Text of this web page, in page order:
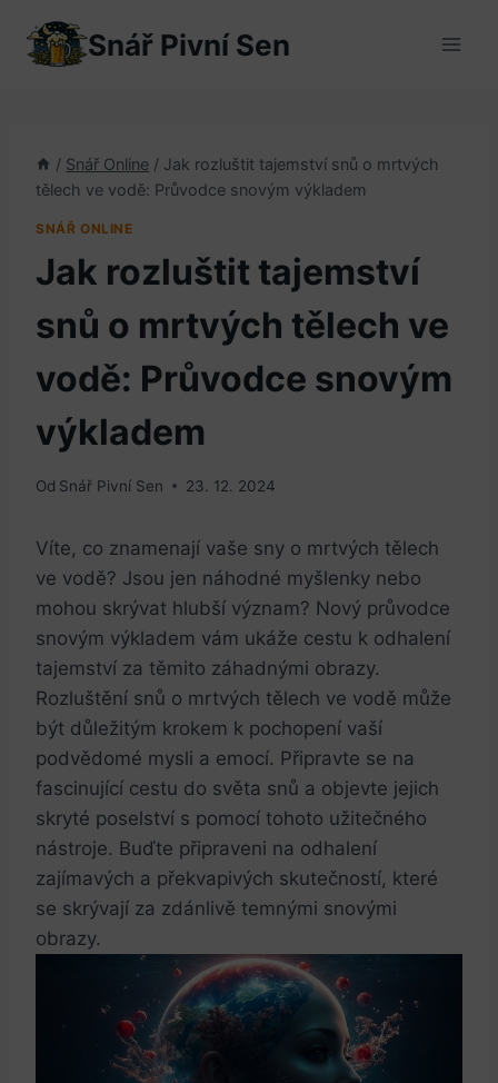
obsah
Snář Pivní Sen
/ Snář Online / Jak rozluštit tajemství snů o mrtvých
tělech ve vodě: Průvodce snovým výkladem
SNÁŘ ONLINE
Jak rozluštit tajemství
snů o mrtvých tělech ve
vodě: Průvodce snovým
výkladem
Od Snář Pivní Sen 23. 12. 2024
Víte, co znamenají vaše sny o mrtvých tělech
ve vodě? Jsou jen náhodné myšlenky nebo
mohou skrývat hlubší význam? Nový průvodce
snovým výkladem vám ukáže cestu k odhalení
tajemství za těmito záhadnými obrazy.
Rozluštění snů o mrtvých tělech ve vodě může
být důležitým krokem k pochopení vaší
podvědomé mysli a emocí. Připravte se na
fascinující cestu do světa snů a objevte jejich
skryté poselství s pomocí tohoto užitečného
nástroje. Buďte připraveni na odhalení
zajímavých a překvapivých skutečností, které
se skrývají za zdánlivě temnými snovými
obrazy.